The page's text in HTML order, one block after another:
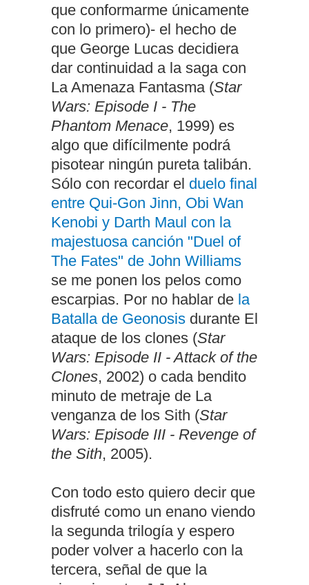
que conformarme únicamente
con lo primero)- el hecho de
que George Lucas decidiera
dar continuidad a la saga con
La Amenaza Fantasma (Star
Wars: Episode I - The
Phantom Menace, 1999) es
algo que difícilmente podrá
pisotear ningún pureta talibán.
Sólo con recordar el duelo final
entre Qui-Gon Jinn, Obi Wan
Kenobi y Darth Maul con la
majestuosa canción "Duel of
The Fates" de John Williams
se me ponen los pelos como
escarpias. Por no hablar de la
Batalla de Geonosis durante El
ataque de los clones (Star
Wars: Episode II - Attack of the
Clones, 2002) o cada bendito
minuto de metraje de La
venganza de los Sith (Star
Wars: Episode III - Revenge of
the Sith, 2005).
Con todo esto quiero decir que
disfruté como un enano viendo
la segunda trilogía y espero
poder volver a hacerlo con la
tercera, señal de que la